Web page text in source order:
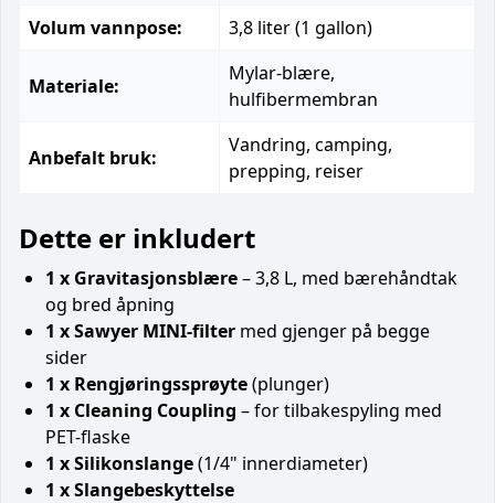
Volum vannpose: 3,8 liter (1 gallon)
Materiale:
Mylar-blære,
hulfibermembran
Anbefalt bruk:
Vandring, camping,
prepping, reiser
Dette er inkludert
1 x Gravitasjonsblære– 3,8 L, med bærehåndtak
og bred åpning
1 x Sawyer MINI-filter med gjenger på begge
sider
1 x Rengjøringssprøyte(plunger)
1 x Cleaning Coupling – for tilbakespyling med
PET-flaske
1 x Silikonslange(1/4" innerdiameter)
1 x Slangebeskyttelse